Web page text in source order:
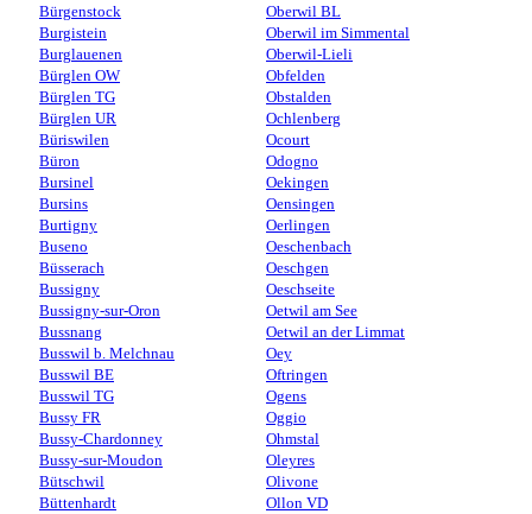
Bürgenstock
Burgistein
Burglauenen
Bürglen OW
Bürglen TG
Bürglen UR
Büriswilen
Büron
Bursinel
Bursins
Burtigny
Buseno
Büsserach
Bussigny
Bussigny-sur-Oron
Bussnang
Busswil b. Melchnau
Busswil BE
Busswil TG
Bussy FR
Bussy-Chardonney
Bussy-sur-Moudon
Bütschwil
Büttenhardt
Oberwil BL
Oberwil im Simmental
Oberwil-Lieli
Obfelden
Obstalden
Ochlenberg
Ocourt
Odogno
Oekingen
Oensingen
Oerlingen
Oeschenbach
Oeschgen
Oeschseite
Oetwil am See
Oetwil an der Limmat
Oey
Oftringen
Ogens
Oggio
Ohmstal
Oleyres
Olivone
Ollon VD